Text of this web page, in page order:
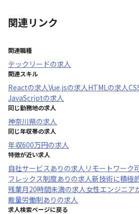
関連リンク
関連職種
テックリードの求人
関連スキル
Reactの求人Vue.jsの求人HTMLの求人
JavaScriptの求人
同じ勤務地の求人
神奈川県の求人
同じ年収帯の求人
年収600万円の求人
特徴が近い求人
自社サービスあり の求人 リモートワーク
フレックス制度あり の求人新技術に積極
残業月20時間未満の求人女性エンジニア
裁量労働制あり の求人
求人検索ページに戻る